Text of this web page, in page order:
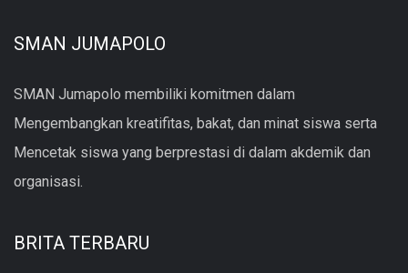
SMAN JUMAPOLO
SMAN Jumapolo membiliki komitmen dalam
Mengembangkan kreatifitas, bakat, dan minat siswa serta
Mencetak siswa yang berprestasi di dalam akdemik dan
organisasi.
BRITA TERBARU